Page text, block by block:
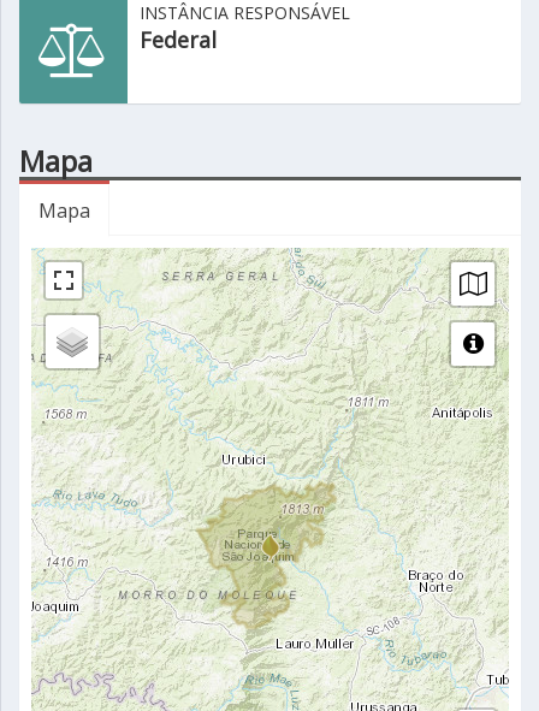
INSTÂNCIA RESPONSÁVEL
Federal
Mapa
Mapa